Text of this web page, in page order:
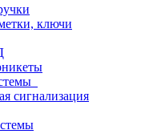
ключи
сигнализация